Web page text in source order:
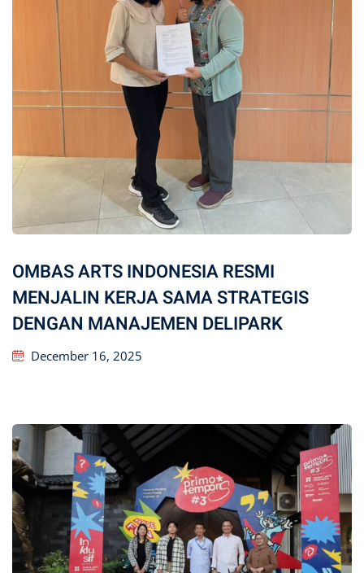
OMBAS ARTS INDONESIA RESMI
MENJALIN KERJA SAMA STRATEGIS
DENGAN MANAJEMEN DELIPARK
December 16, 2025